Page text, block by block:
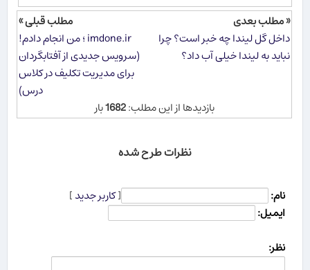
مطلب قبلی »
imdone.ir ؛ من انجام دادم!
(سرویس جدیدی از آفتابگردان
برای مدیریت تکلیف در کلاس
درس)
« مطلب بعدی
داخل گل لیندا چه خبر است؟ چرا
نباید به لیندا خیلی آب داد؟
بازدیدها از این مطلب:1682بار
نظرات طرح شده
نام: [کاربر جدید]
ایمیل:
نظر: